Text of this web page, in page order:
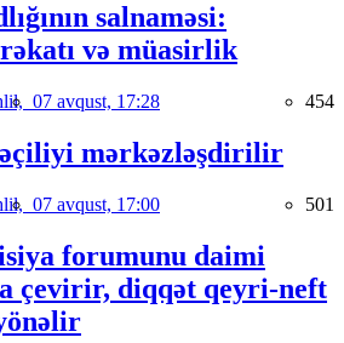
salnaməsi:
və müasirlik
07 avqust, 17:28 454
mərkəzləşdirilir
07 avqust, 17:00 501
forumunu daimi
çevirir, diqqət qeyri-neft